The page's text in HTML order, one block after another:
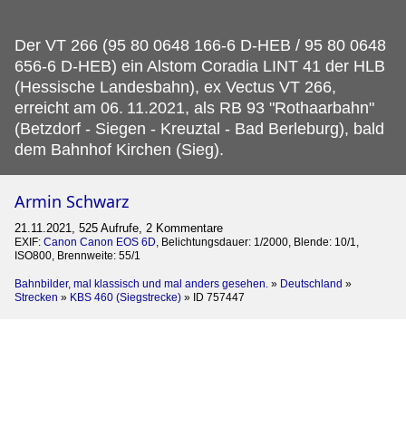
Der VT 266 (95 80 0648 166-6 D-HEB / 95 80 0648
656-6 D-HEB) ein Alstom Coradia LINT 41 der HLB
(Hessische Landesbahn), ex Vectus VT 266,
erreicht am 06. 11.2021, als RB 93 "Rothaarbahn"
(Betzdorf - Siegen - Kreuztal - Bad Berleburg), bald
dem Bahnhof Kirchen (Sieg).
Armin Schwarz
21.11.2021, 525 Aufrufe, 2 Kommentare
EXIF: Canon Canon EOS 6D , Belichtungsdauer: 1/2000, Blende: 10/1,
ISO800, Brennweite: 55/1
Bahnbilder, mal klassisch und mal anders gesehen. » Deutschland »
Strecken » KBS 460 (Siegstrecke) » ID 757447